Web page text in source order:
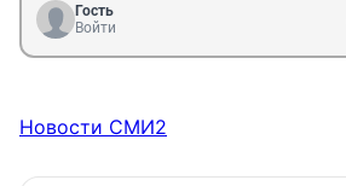
Гость
Войти
Новости СМИ2